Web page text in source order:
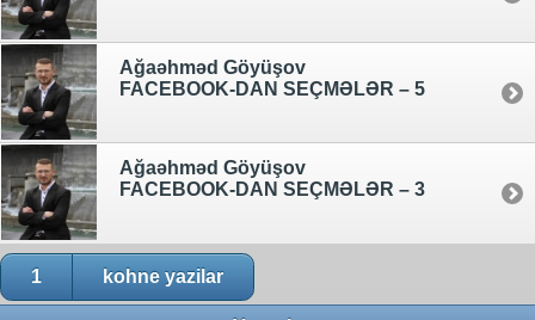
Ağaəhməd Göyüşov
FACEBOOK-DAN SEÇMƏLƏR – 5
Ağaəhməd Göyüşov
FACEBOOK-DAN SEÇMƏLƏR – 3
1 kohne yazilar